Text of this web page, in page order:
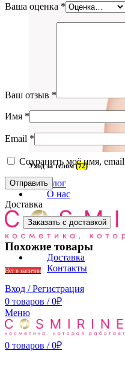
Уход за телом(72)
Блог
О нас
Доставка
Контакты
Вход / Регистрация
0 товаров / 0₽
Меню
0 товаров / 0₽
Ваша оценка *
Ваш отзыв *
Имя *
Email *
Сохранить моё имя,
Доставка
Заказать с доставкой
Похожие товары
Нет в наличии